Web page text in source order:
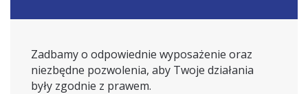
Zadbamy o odpowiednie wyposażenie oraz
niezbędne pozwolenia, aby Twoje działania
były zgodnie z prawem.